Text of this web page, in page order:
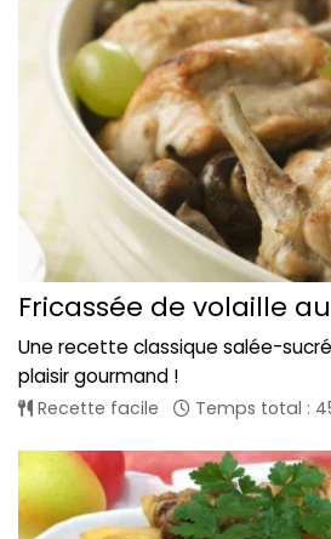
Fricassée de volaille
Une recette classique salée-
plaisir gourmand !
Recette facile Temps total :